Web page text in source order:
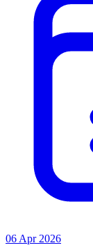
06 Apr 2026